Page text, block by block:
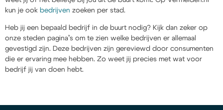
kun je ook bedrijven zoeken per stad.
Heb jij een bepaald bedrijf in de buurt nodig? Kijk dan zeker op
onze steden pagina’s om te zien welke bedrijven er allemaal
gevestigd zijn. Deze bedrijven zijn gereviewd door consumenten
die er ervaring mee hebben. Zo weet jij precies met wat voor
bedrijf jij van doen hebt.